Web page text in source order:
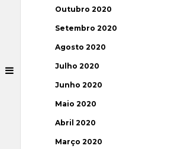
Outubro 2020
Setembro 2020
Agosto 2020
Julho 2020
Junho 2020
Maio 2020
Abril 2020
Março 2020